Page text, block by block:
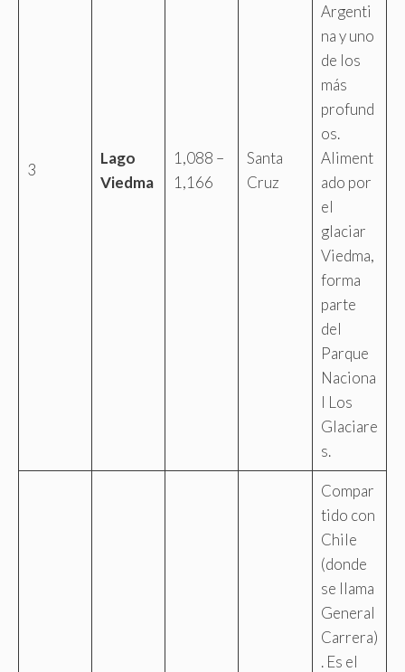
3
Lago
Viedma
1,088 –
1,166
Santa
Cruz
Argenti
na y uno
de los
más
profund
os.
Aliment
ado por
el
glaciar
Viedma,
forma
parte
del
Parque
Naciona
l Los
Glaciare
s.
Compar
tido con
Chile
(donde
se llama
General
Carrera)
. Es el